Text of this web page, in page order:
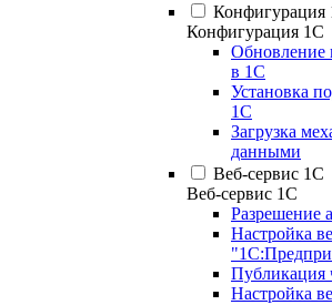
Конфигурация
Конфигурация 1С
Обновление
в 1С
Установка
1С
Загрузка
данными
Веб-сервис 1С
Веб-сервис 1С
Разрешение
Настройка
Публикация
Настройка